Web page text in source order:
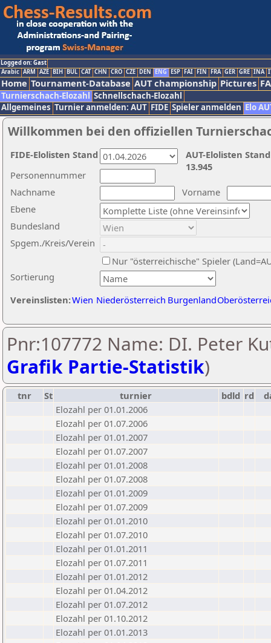
Logged on: Gast
Arabic ARM AZE BIH BUL CAT CHN CRO CZE DEN ENG ESP FAI FIN FRA GER GRE INA
Home Tournament-Database AUT championship Pictures
Turnierschach-Elozahl Schnellschach-Elozahl
Allgemeines Turnier anmelden: AUT FIDE Spieler anmelden Elo
Willkommen bei den offiziellen
Nachname
Vorname
Ebene
Sortierung
Personennummer
Bundesland
Spgem./Kreis/Verein
Nur "österreichische" Spieler
Vereinslisten:Wien Niederösterreich Burgenland
AUT-Elolisten
13.945
FIDE-Elolisten Stand
Pnr:107772 Name: DI. Peter
Grafik Partie-Statistik)
tnr St turnier bdld rd
Elozahl per 01.01.2006
Elozahl per 01.07.2006
Elozahl per 01.01.2007
Elozahl per 01.07.2007
Elozahl per 01.01.2008
Elozahl per 01.07.2008
Elozahl per 01.01.2009
Elozahl per 01.07.2009
Elozahl per 01.01.2010
Elozahl per 01.07.2010
Elozahl per 01.01.2011
Elozahl per 01.07.2011
Elozahl per 01.01.2012
Elozahl per 01.04.2012
Elozahl per 01.07.2012
Elozahl per 01.10.2012
Elozahl per 01.01.2013